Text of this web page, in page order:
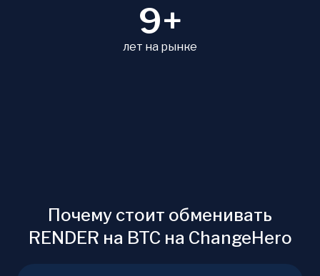
9+
лет на рынке
Почему стоит обменивать
RENDER на BTC на ChangeHero